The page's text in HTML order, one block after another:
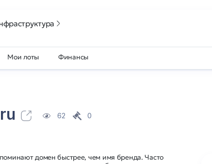
Мои лоты Финансы
62 0
домен быстрее, чем имя бренда. Часто